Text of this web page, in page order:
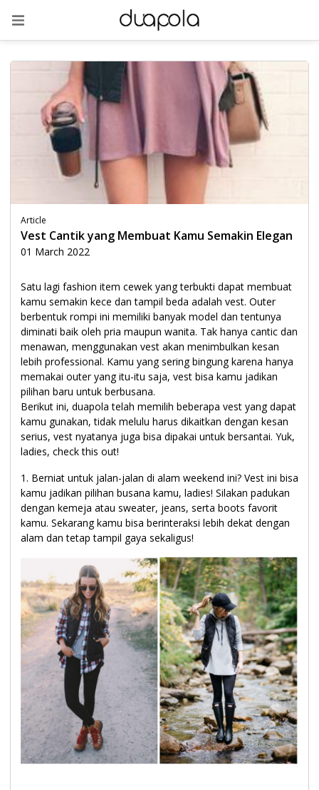
Article
Vest Cantik yang Membuat Kamu Semakin Elegan
01 March 2022
Satu lagi fashion item cewek yang terbukti dapat membuat
kamu semakin kece dan tampil beda adalah vest. Outer
berbentuk rompi ini memiliki banyak model dan tentunya
diminati baik oleh pria maupun wanita. Tak hanya cantic dan
menawan, menggunakan vest akan menimbulkan kesan
lebih professional. Kamu yang sering bingung karena hanya
memakai outer yang itu-itu saja, vest bisa kamu jadikan
pilihan baru untuk berbusana.
Berikut ini, duapola telah memilih beberapa vest yang dapat
kamu gunakan, tidak melulu harus dikaitkan dengan kesan
serius, vest nyatanya juga bisa dipakai untuk bersantai. Yuk,
ladies, check this out!
1. Berniat untuk jalan-jalan di alam weekend ini? Vest ini bisa
kamu jadikan pilihan busana kamu, ladies! Silakan padukan
dengan kemeja atau sweater, jeans, serta boots favorit
kamu. Sekarang kamu bisa berinteraksi lebih dekat dengan
alam dan tetap tampil gaya sekaligus!